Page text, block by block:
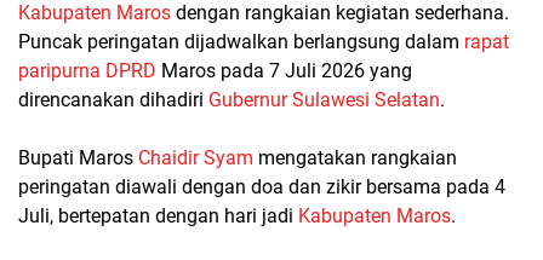
Kabupaten Maros dengan rangkaian kegiatan sederhana.
Puncak peringatan dijadwalkan berlangsung dalam rapat
paripurna DPRD Maros pada 7 Juli 2026 yang
direncanakan dihadiri Gubernur Sulawesi Selatan.
Bupati Maros Chaidir Syam mengatakan rangkaian
peringatan diawali dengan doa dan zikir bersama pada 4
Juli, bertepatan dengan hari jadi Kabupaten Maros.